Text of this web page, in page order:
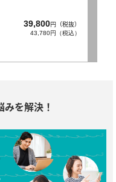
39,800円（税抜）
43,780円（税込）
を解決！